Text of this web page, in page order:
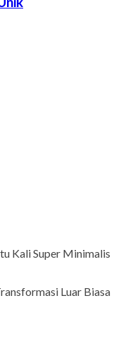
Kali Super Minimalis
Luar Biasa